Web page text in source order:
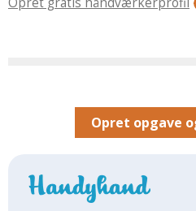
Reparation Og Vedligehold
Andet
Opret opgave